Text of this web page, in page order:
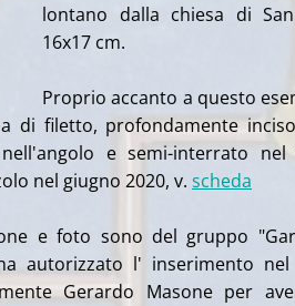
lontano dalla chiesa di
16x17 cm.
Proprio accanto a questo
di filetto, profondamente
e semi-interrato
nel giugno 2020, v. scheda
e foto sono del gruppo
autorizzato l' inserimento nel
Gerardo Masone per